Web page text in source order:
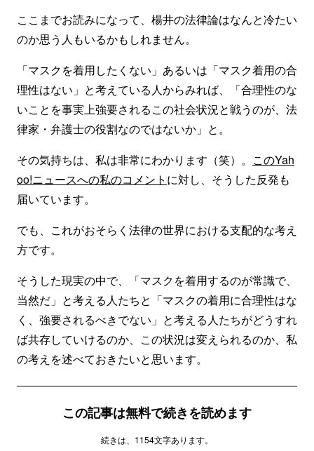
ここまでお読みになって、楊井の法律論はなんと冷たい
のか思う人もいるかもしれません。
「マスクを着用したくない」あるいは「マスク着用の合
理性はない」と考えている人からみれば、「合理性のな
いことを事実上強要されるこの社会状況と戦うのが、法
律家・弁護士の役割なのではないか」と。
その気持ちは、私は非常にわかります（笑）。 このYah
oo!ニュースへの私のコメント に対し、そうした反発も
届いています。
でも、これがおそらく法律の世界における支配的な考え
方です。
そうした現実の中で、「マスクを着用するのが常識で、
当然だ」と考える人たちと「マスクの着用に合理性はな
く、強要されるべきでない」と考える人たちがどうすれ
ば共存していけるのか、この状況は変えられるのか、私
の考えを述べておきたいと思います。
この記事は無料で続きを読めます
続きは、1154文字あります。